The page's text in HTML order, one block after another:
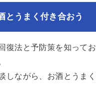
とうまく付き合おう
復法と予防策を知って
しながら、お酒とうま